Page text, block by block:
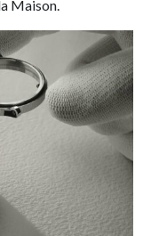
Maison.